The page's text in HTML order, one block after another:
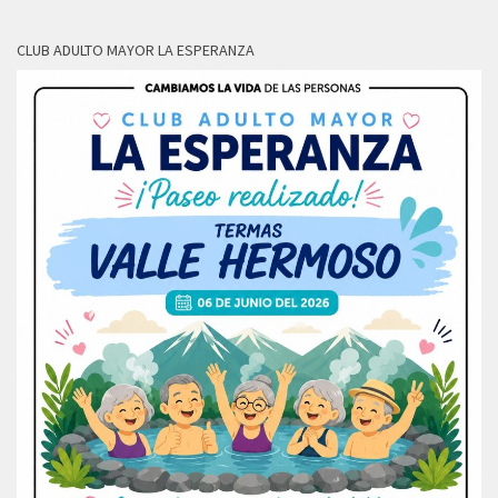
CLUB ADULTO MAYOR LA ESPERANZA